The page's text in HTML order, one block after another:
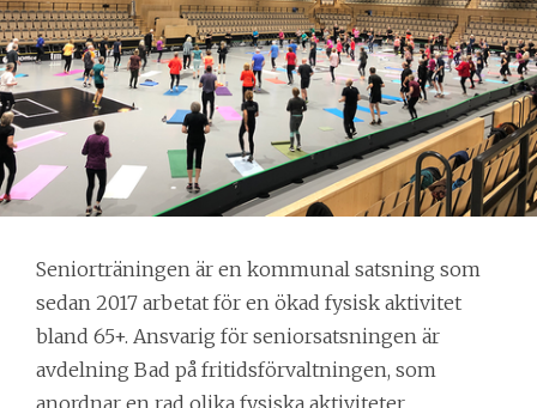
Seniorträningen är en kommunal satsning som
sedan 2017 arbetat för en ökad fysisk aktivitet
bland 65+. Ansvarig för seniorsatsningen är
avdelning Bad på fritidsförvaltningen, som